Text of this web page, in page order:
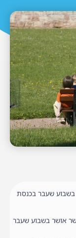
בשבוע שעבר בכנסת
אושר בשבוע שעבר